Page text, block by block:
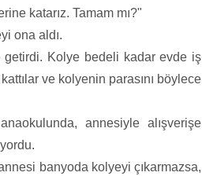
katarız. Tamam mı?"
ona aldı.
Kolye bedeli kadar evde iş
ve kolyenin parasını böylece
annesiyle alışverişe
banyoda kolyeyi çıkarmazsa,